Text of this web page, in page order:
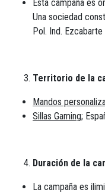
Esta campaña es
Una sociedad
Pol. Ind.
Territorio de la
Mandos
Sillas Gaming;
Duración de la
La campaña es